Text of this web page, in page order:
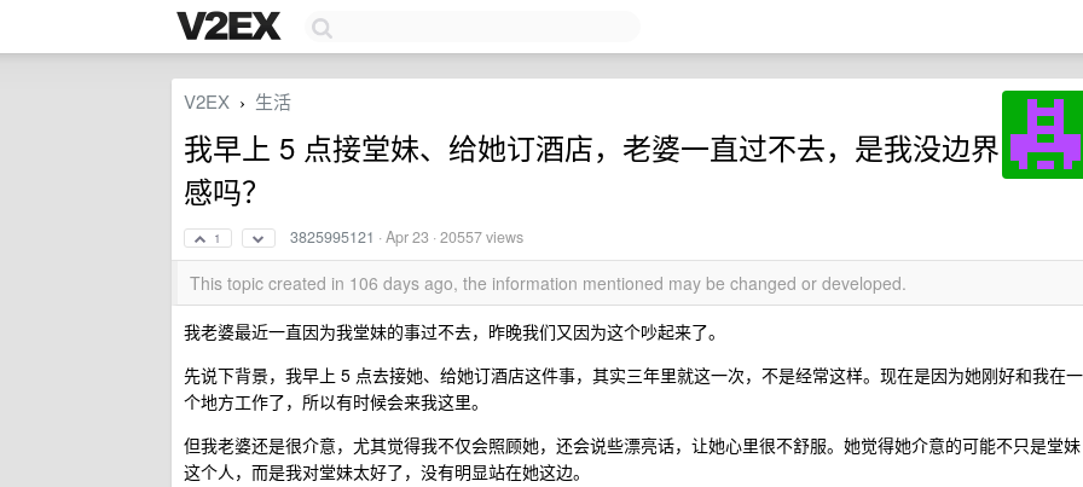
V2EX › 生活
我早上 5 点接堂妹、给她订酒店，老婆一直过不去，是我没边界
感吗？
1 3825995121 ·Apr 23 · 20557 views
This topic created in 106 days ago, the information mentioned may be changed or developed.
我老婆最近一直因为我堂妹的事过不去，昨晚我们又因为这个吵起来了。
先说下背景，我早上 5 点去接她、给她订酒店这件事，其实三年里就这一次，不是经常这样。现在是因为她刚好和我在一
个地方工作了，所以有时候会来我这里。
但我老婆还是很介意，尤其觉得我不仅会照顾她，还会说些漂亮话，让她心里很不舒服。她觉得她介意的可能不只是堂妹
这个人，而是我对堂妹太好了，没有明显站在她这边。